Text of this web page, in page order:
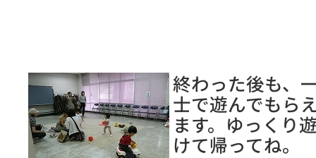
終わった後も、
士で遊んでもら
ます。ゆっくり
けて帰ってね。